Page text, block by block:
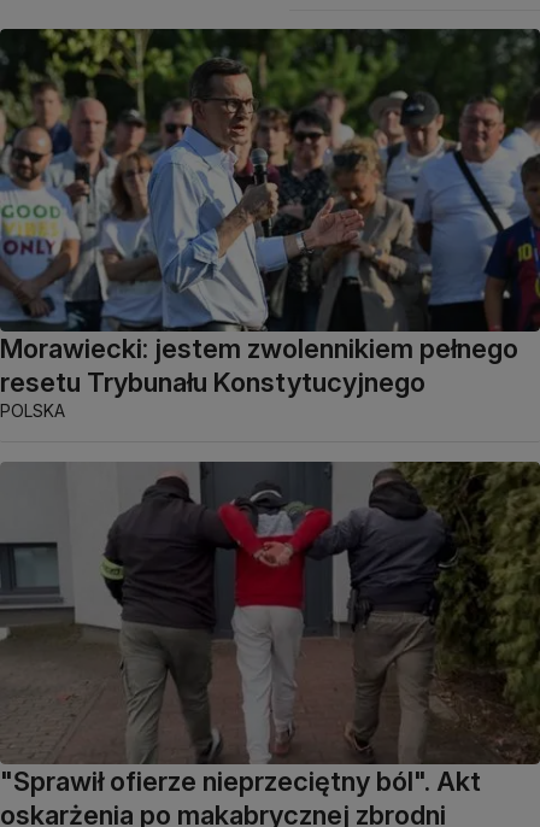
Morawiecki: jestem zwolennikiem pełnego
resetu Trybunału Konstytucyjnego
POLSKA
"Sprawił ofierze nieprzeciętny ból". Akt
oskarżenia po makabrycznej zbrodni